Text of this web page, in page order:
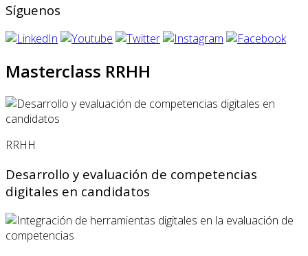
Síguenos
Masterclass RRHH
RRHH
Desarrollo y evaluación de competencias
digitales en candidatos